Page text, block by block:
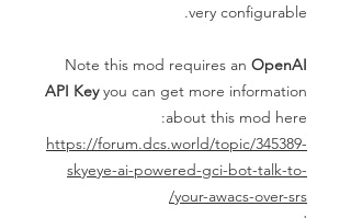
very configurable.
Note this mod requires an OpenAI
API Keyyou can get more information
about this mod here:
https://forum.dcs.world/topic/345389-
skyeye-ai-powered-gci-bot-talk-to-
your-awacs-over-srs/